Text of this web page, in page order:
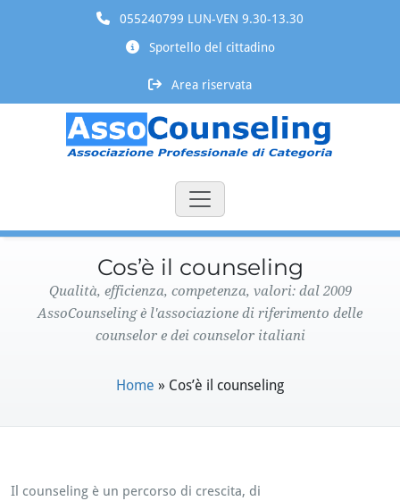
055240799 LUN-VEN 9.30-13.30
Sportello del cittadino
Area riservata
Cos’è il counseling
Qualità, efficienza, competenza, valori: dal 2009
AssoCounseling è l'associazione di riferimento delle
counselor e dei counselor italiani
Home » Cos’è il counseling
Il counseling è un percorso di crescita, di